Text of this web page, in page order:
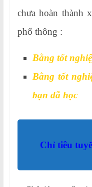
chưa hoàn thành
phổ thông :
Bằng tốt
Bằng tốt
bạn đã học
Chỉ tiêu